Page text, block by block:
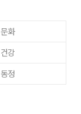
문화
건강
동정